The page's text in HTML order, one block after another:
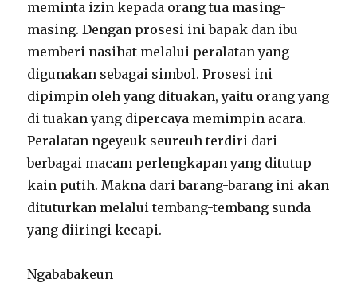
meminta izin kepada orang tua masing-
masing. Dengan prosesi ini bapak dan ibu
memberi nasihat melalui peralatan yang
digunakan sebagai simbol. Prosesi ini
dipimpin oleh yang dituakan, yaitu orang yang
di tuakan yang dipercaya memimpin acara.
Peralatan ngeyeuk seureuh terdiri dari
berbagai macam perlengkapan yang ditutup
kain putih. Makna dari barang-barang ini akan
dituturkan melalui tembang-tembang sunda
yang diiringi kecapi.
Ngababakeun